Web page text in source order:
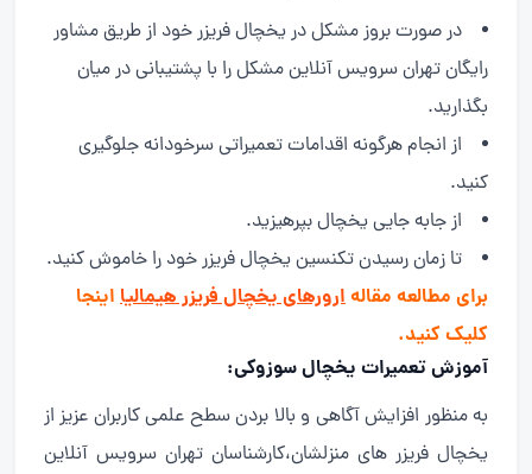
در صورت بروز مشکل در یخچال فریزر خود از طریق مشاور
رایگان تهران سرویس آنلاین مشکل را با پشتیبانی در میان
بگذارید.
از انجام هرگونه اقدامات تعمیراتی سرخودانه جلوگیری
کنید.
از جابه جایی یخچال بپرهیزید.
تا زمان رسیدن تکنسین یخچال فریزر خود را خاموش کنید.
برای مطالعه مقالهارورهای یخچال فریزر هیمالیا اینجا
کلیک کنید.
آموزش تعمیرات یخچال سوزوکی:
به منظور افزایش آگاهی و بالا بردن سطح علمی کاربران عزیز از
یخچال فریزر های منزلشان،کارشناسان تهران سرویس آنلاین